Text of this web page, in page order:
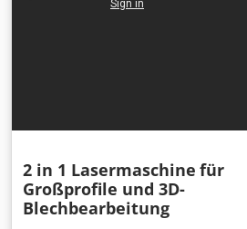
2 in 1 Lasermaschine für
Großprofile und 3D-
Blechbearbeitung